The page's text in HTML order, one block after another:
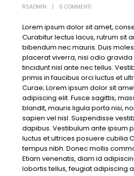
RSADMIN 0 COMMENTI
Lorem ipsum dolor sit amet,
Curabitur lectus lacus, rutrum sit
bibendum nec mauris. Duis
placerat viverra, nisi odio
tincidunt nisl ante nec tellus.
primis in faucibus orci luctus et
Curae; Lorem ipsum dolor sit
adipiscing elit. Fusce sagittis,
blandit, mauris ligula porta nisi,
sapien vel nisl. Suspendisse
dapibus. Vestibulum ante ipsum
luctus et ultrices posuere cubilia
tempus nibh. Donec mollis
Etiam venenatis, diam id
lobortis tellus, feugiat adipiscing